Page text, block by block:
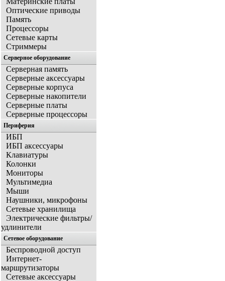
Оптические приводы
Память
Процессоры
Сетевые карты
Стриммеры
Серверное оборудование
Серверная память
Серверные аксессуары
Серверные корпуса
Серверные накопители
Серверные платы
Серверные процессоры
Периферия
ИБП
ИБП аксессуары
Клавиатуры
Колонки
Мониторы
Мультимедиа
Мыши
Наушники, микрофоны
Сетевые хранилища
Электрические фильтры/
удлинители
Сетевое оборудование
Беспроводной доступ
Интернет-
маршрутизаторы
Сетевые аксессуары